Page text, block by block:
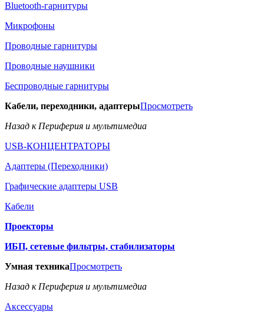
Bluetooth-гарнитуры
Микрофоны
Проводные гарнитуры
Проводные наушники
Беспроводные гарнитуры
Кабели, переходники, адаптерыПросмотреть
Назад к Периферия и мультимедиа
USB-КОНЦЕНТРАТОРЫ
Адаптеры (Переходники)
Графические адаптеры USB
Кабели
Проекторы
ИБП, сетевые фильтры, стабилизаторы
Умная техникаПросмотреть
Назад к Периферия и мультимедиа
Аксессуары